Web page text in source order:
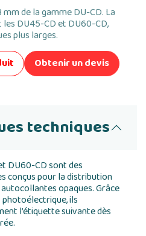
de la gamme DU-CD. La
DU45-CD et DU60-CD,
plus larges.
Obtenir un devis
techniques
DU60-CD sont des
conçus pour la distribution
opaques. Grâce
ils
l’étiquette suivante dès